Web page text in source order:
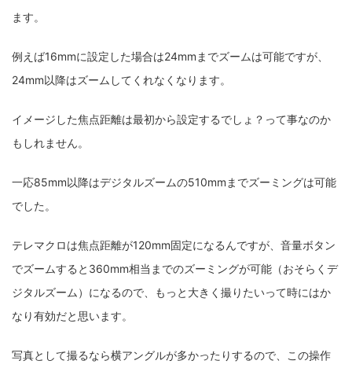
ます。
例えば16mmに設定した場合は24mmまでズームは可能ですが、
24mm以降はズームしてくれなくなります。
イメージした焦点距離は最初から設定するでしょ？って事なのか
もしれません。
一応85mm以降はデジタルズームの510mmまでズーミングは可能
でした。
テレマクロは焦点距離が120mm固定になるんですが、音量ボタン
でズームすると360mm相当までのズーミングが可能（おそらくデ
ジタルズーム）になるので、もっと大きく撮りたいって時にはか
なり有効だと思います。
写真として撮るなら横アングルが多かったりするので、この操作